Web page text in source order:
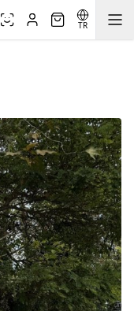
TR